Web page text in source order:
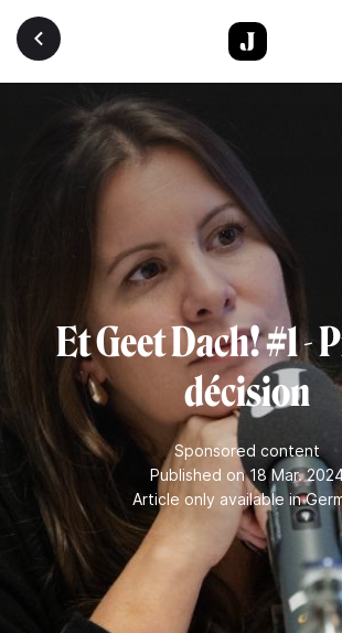
Skip to main content
Et Geet Dach! #1 -
décision
Sponsored content
Published on 18 Mar.
Article only available in